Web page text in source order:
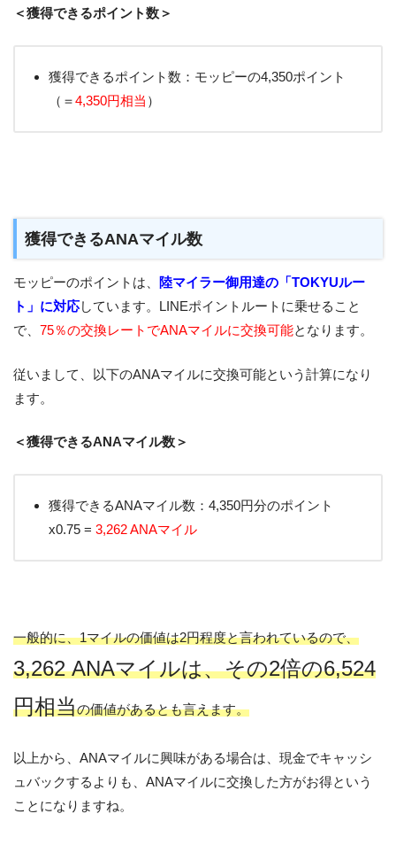
＜獲得できるポイント数＞
獲得できるポイント数：モッピーの4,350ポイント
（＝4,350円相当 ）
獲得できるANAマイル数
モッピーのポイントは、
陸マイラー御用達の「TOKYUルー
ト」に対応しています。LINEポイントルートに乗せること
で、 75％の交換レートでANAマイルに交換可能となります。
従いまして、以下のANAマイルに交換可能という計算になり
ます。
＜獲得できるANAマイル数＞
獲得できるANAマイル数：4,350円分のポイント
x0.75 = 3,262 ANAマイル
一般的に、1マイルの価値は2円程度と言われているので、
3,262 ANAマイルは、その2倍の6,524
円相当の価値があるとも言えます。
以上から、ANAマイルに興味がある場合は、現金でキャッシ
ュバックするよりも、ANAマイルに交換した方がお得という
ことになりますね。